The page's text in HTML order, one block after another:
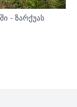
- ზარქუას